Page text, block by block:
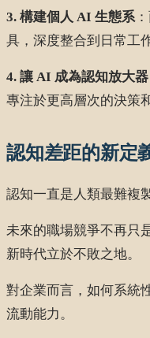
3. 構建個人 AI 生態系
具，深度整合到日常工
4. 讓 AI 成為認知放大器
專注於更高層次的決策
認知差距的新定
認知一直是人類最難複
未來的職場競爭不再只
新時代立於不敗之地。
對企業而言，如何系統
流動能力。